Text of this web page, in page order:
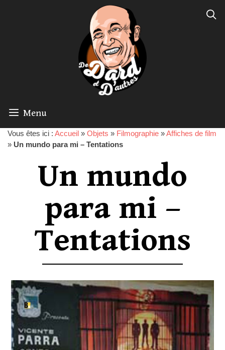
Menu
Vous êtes ici : Accueil » Objets » Filmographie »Affiches de film
» Un mundo para mi – Tentations
Un mundo
para mi –
Tentations